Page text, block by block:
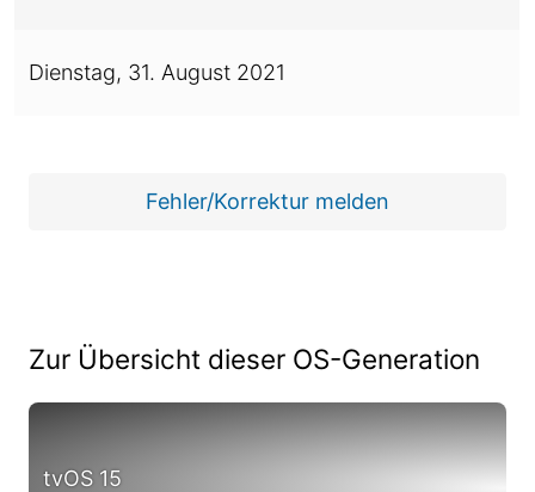
Dienstag, 31. August 2021
Fehler/Korrektur melden
Zur Übersicht dieser OS-Generation
tvOS 15